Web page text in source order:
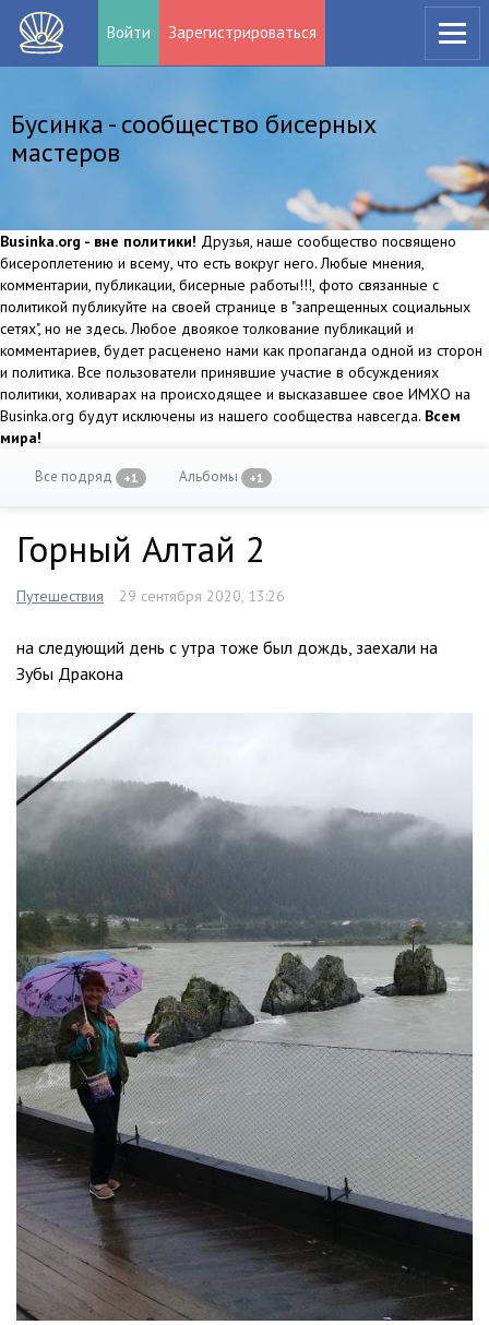
Войти Зарегистрироваться
Бусинка - сообщество бисерных
мастеров
Businka.org - вне политики! Друзья, наше сообщество посвящено
бисероплетению и всему, что есть вокруг него. Любые мнения,
комментарии, публикации, бисерные работы!!!, фото связанные с
политикой публикуйте на своей странице в "запрещенных социальных
сетях", но не здесь. Любое двоякое толкование публикаций и
комментариев, будет расценено нами как пропаганда одной из сторон
и политика. Все пользователи принявшие участие в обсуждениях
политики, холиварах на происходящее и высказавшее свое ИМХО на
Businka.org будут исключены из нашего сообщества навсегда. Всем
мира!
Все подряд +1 Альбомы +1
Горный Алтай 2
Путешествия 29 сентября 2020, 13:26
на следующий день с утра тоже был дождь, заехали на
Зубы Дракона